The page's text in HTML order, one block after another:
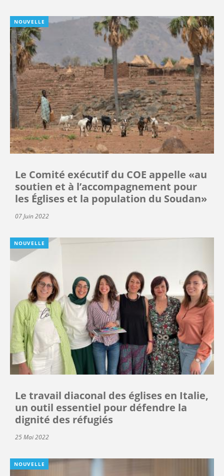
NOUVELLE
Le Comité exécutif du COE appelle «au
soutien et à l’accompagnement pour
les Églises et la population du Soudan»
07 Juin 2022
NOUVELLE
Le travail diaconal des églises en Italie,
un outil essentiel pour défendre la
dignité des réfugiés
25 Mai 2022
NOUVELLE